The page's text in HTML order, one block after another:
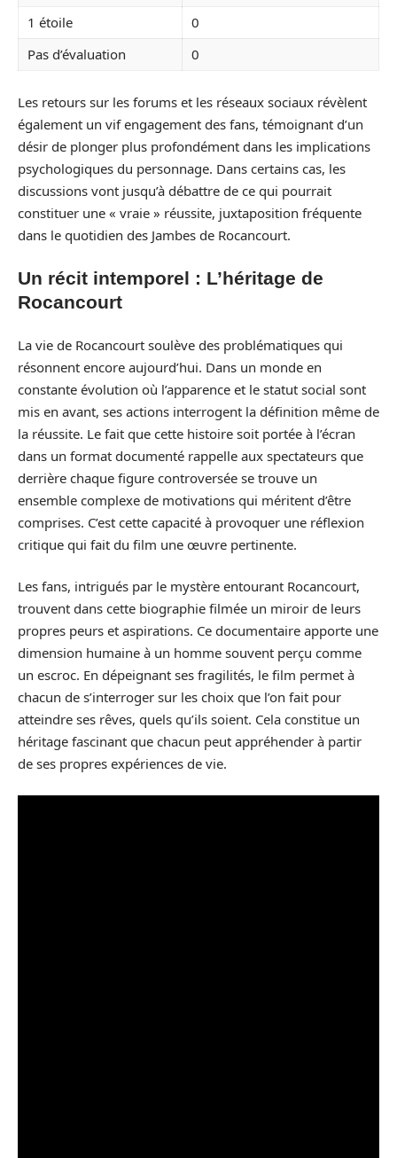
1 étoile
0
Pas d’évaluation
0
Les retours sur les forums et les réseaux sociaux révèlent
également un vif engagement des fans, témoignant d’un
désir de plonger plus profondément dans les implications
psychologiques du personnage. Dans certains cas, les
discussions vont jusqu’à débattre de ce qui pourrait
constituer une « vraie » réussite, juxtaposition fréquente
dans le quotidien des Jambes de Rocancourt.
Un récit intemporel : L’héritage de
Rocancourt
La vie de Rocancourt soulève des problématiques qui
résonnent encore aujourd’hui. Dans un monde en
constante évolution où l’apparence et le statut social sont
mis en avant, ses actions interrogent la définition même de
la réussite. Le fait que cette histoire soit portée à l’écran
dans un format documenté rappelle aux spectateurs que
derrière chaque figure controversée se trouve un
ensemble complexe de motivations qui méritent d’être
comprises. C’est cette capacité à provoquer une réflexion
critique qui fait du film une œuvre pertinente.
Les fans, intrigués par le mystère entourant Rocancourt,
trouvent dans cette biographie filmée un miroir de leurs
propres peurs et aspirations. Ce documentaire apporte une
dimension humaine à un homme souvent perçu comme
un escroc. En dépeignant ses fragilités, le film permet à
chacun de s’interroger sur les choix que l’on fait pour
atteindre ses rêves, quels qu’ils soient. Cela constitue un
héritage fascinant que chacun peut appréhender à partir
de ses propres expériences de vie.